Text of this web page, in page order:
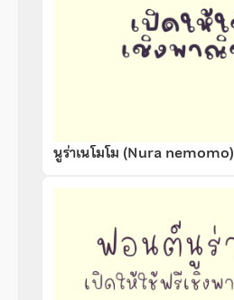
นูร่าเนโมโม (Nura nemomo)